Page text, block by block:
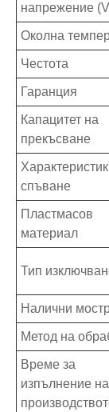
напрежение
Околна
Честота
Гаранция
Капацитет на
прекъсване
спъване
Пластмасов
материал
Тип
Налични
Метод на
Време за
изпълнение на